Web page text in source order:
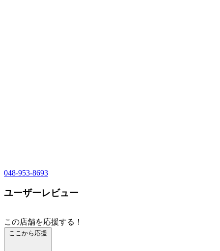
048-953-8693
ユーザーレビュー
この店舗を応援する！
ここから応援